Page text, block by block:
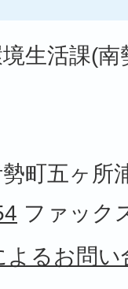
生活課(南
町五ヶ所
ファック
よるお問い